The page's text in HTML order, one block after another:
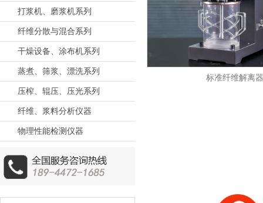
打浆机、磨浆机系列
纤维分散与混合系列
干燥设备、涂布机系列
蒸煮、筛浆、漂洗系列
压榨、辊压、压光系列
纤维、浆料分析仪器
物理性能检测仪器
标准纤维解离器